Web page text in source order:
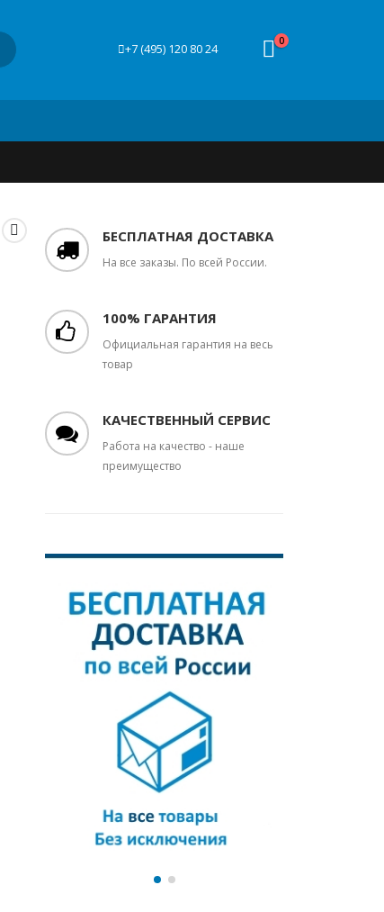
+7 (495) 120 80 24
0
БЕСПЛАТНАЯ ДОСТАВКА
На все заказы. По всей России.
100% ГАРАНТИЯ
Официальная гарантия на весь
товар
КАЧЕСТВЕННЫЙ СЕРВИС
Работа на качество - наше
преимущество